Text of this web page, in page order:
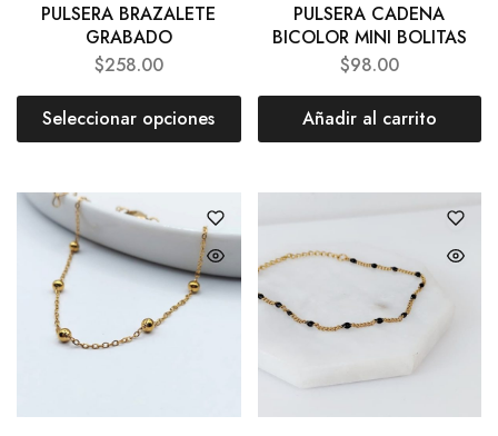
PULSERA BRAZALETE
GRABADO
$258.00
Seleccionar opciones
PULSERA CADENA
BICOLOR MINI BOLITAS
$98.00
Añadir al carrito